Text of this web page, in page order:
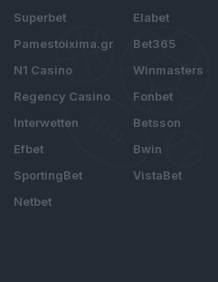
Superbet
Elabet
Pamestoixima.gr
Bet365
N1 Casino
Winmasters
Regency Casino
Fonbet
Interwetten
Betsson
Efbet
Bwin
SportingBet
VistaBet
Netbet